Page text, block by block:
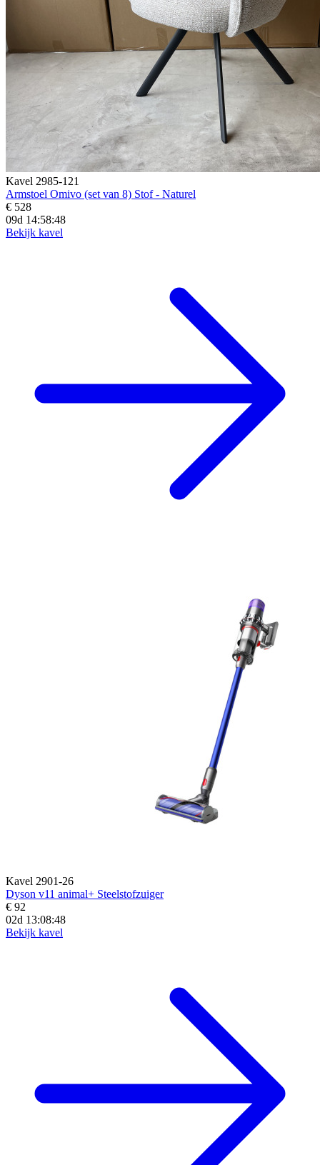
Kavel 2985-121
Armstoel Omivo (set van 8) Stof - Naturel
€ 528
09d 14:58:46
Bekijk kavel
Kavel 2901-26
Dyson v11 animal+ Steelstofzuiger
€ 92
02d 13:08:46
Bekijk kavel